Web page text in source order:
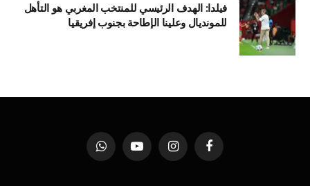
فيلدا: الهدف الرئيسي للمنتخب المغربي هو التأهل
للمونديال وعلينا الإطاحة بجنوب إفريقيا
فيسبوك الانستغراميوتيوب واتساب